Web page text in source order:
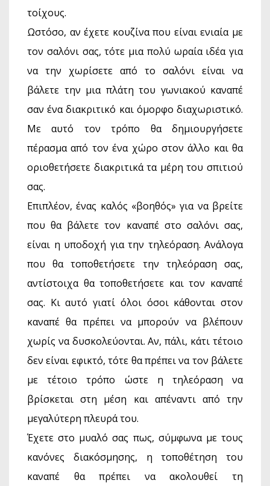
τοίχους.
Ωστόσο, αν έχετε κουζίνα που είναι ενιαία με
τον σαλόνι σας, τότε μια πολύ ωραία ιδέα για
να την χωρίσετε από το σαλόνι είναι να
βάλετε την μια πλάτη του γωνιακού καναπέ
σαν ένα διακριτικό και όμορφο διαχωριστικό.
Με αυτό τον τρόπο θα δημιουργήσετε
πέρασμα από τον ένα χώρο στον άλλο και θα
οριοθετήσετε διακριτικά τα μέρη του σπιτιού
σας.
Επιπλέον, ένας καλός «βοηθός» για να βρείτε
που θα βάλετε τον καναπέ στο σαλόνι σας,
είναι η υποδοχή για την τηλεόραση. Ανάλογα
που θα τοποθετήσετε την τηλεόραση σας,
αντίστοιχα θα τοποθετήσετε και τον καναπέ
σας. Κι αυτό γιατί όλοι όσοι κάθονται στον
καναπέ θα πρέπει να μπορούν να βλέπουν
χωρίς να δυσκολεύονται. Αν, πάλι, κάτι τέτοιο
δεν είναι εφικτό, τότε θα πρέπει να τον βάλετε
με τέτοιο τρόπο ώστε η τηλεόραση να
βρίσκεται στη μέση και απέναντι από την
μεγαλύτερη πλευρά του.
Έχετε στο μυαλό σας πως, σύμφωνα με τους
κανόνες διακόσμησης, η τοποθέτηση του
καναπέ θα πρέπει να ακολουθεί τη